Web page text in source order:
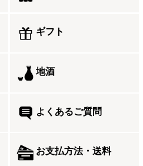
ギフト
地酒
よくあるご質問
お支払方法・送料